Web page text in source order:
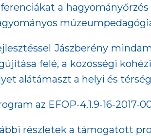
a
Jászberény
felé, a közösségi
alátámaszt a helyi és
az EFOP-4.1.9-16-
részletek a támogatott